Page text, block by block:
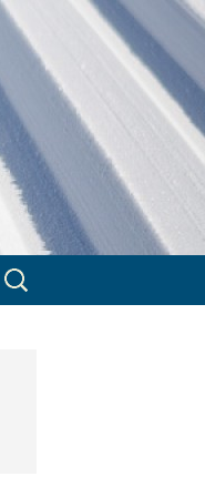
Suchen
nach: